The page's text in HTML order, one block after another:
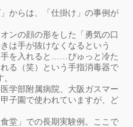
からは、「仕掛け」の事例が
ンの顔の形をした「勇気の口
は手が抜けなくなるという
手を入れると……ぴゅっと冷た
る（笑）という手指消毒器で
学部附属病院、大阪ガスマー
子園で使われていますが、ど
堂」での長期実験例。ここで